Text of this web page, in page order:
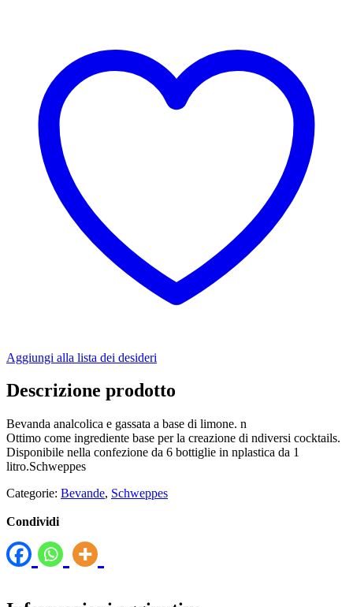
Aggiungi alla lista dei desideri
Descrizione prodotto
Bevanda analcolica e gassata a base di limone. n
Ottimo come ingrediente base per la creazione di ndiversi cocktails.
Disponibile nella confezione da 6 bottiglie in nplastica da 1
litro.Schweppes
Categorie: Bevande, Schweppes
Condividi